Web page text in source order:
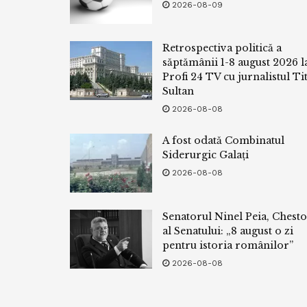
2026-08-09
Retrospectiva politică a
săptămânii 1-8 august 2026
Profi 24 TV cu jurnalistul
Sultan
2026-08-08
A fost odată Combinatul
Siderurgic Galați
2026-08-08
Senatorul Ninel Peia,
al Senatului: „8 august o zi
pentru istoria românilor”
2026-08-08